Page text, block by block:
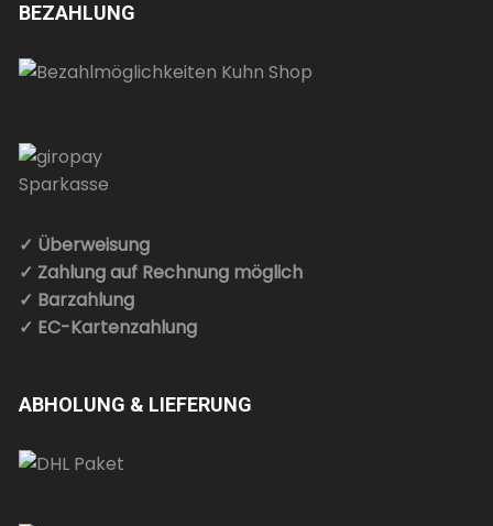
BEZAHLUNG
✓ Überweisung
✓ Zahlung auf Rechnung möglich
✓ Barzahlung
✓ EC-Kartenzahlung
ABHOLUNG & LIEFERUNG